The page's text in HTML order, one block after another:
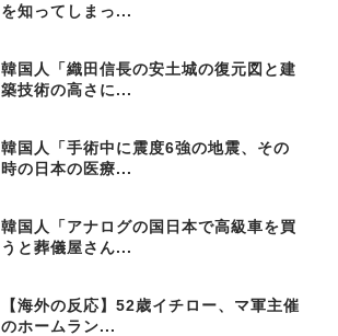
を知ってしまっ...
韓国人「織田信長の安土城の復元図と建
築技術の高さに...
韓国人「手術中に震度6強の地震、その
時の日本の医療...
韓国人「アナログの国日本で高級車を買
うと葬儀屋さん...
【海外の反応】52歳イチロー、マ軍主催
のホームラン...